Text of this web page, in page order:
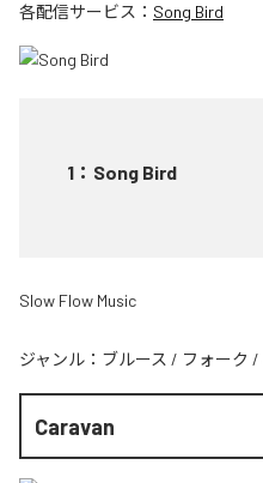
各配信サービス： Song Bird
1 ： Song Bird
Slow Flow Music
ジャンル： ブルース / フォーク /
Caravan